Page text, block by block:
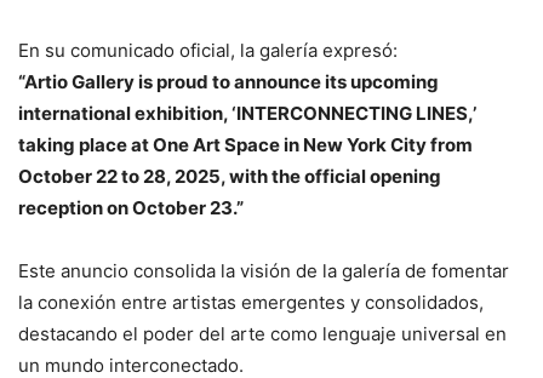
En su comunicado oficial, la galería expresó:
“Artio Gallery is proud to announce its upcoming
international exhibition, ‘INTERCONNECTING LINES,’
taking place at One Art Space in New York City from
October 22 to 28, 2025, with the official opening
reception on October 23.”
Este anuncio consolida la visión de la galería de fomentar
la conexión entre artistas emergentes y consolidados,
destacando el poder del arte como lenguaje universal en
un mundo interconectado.